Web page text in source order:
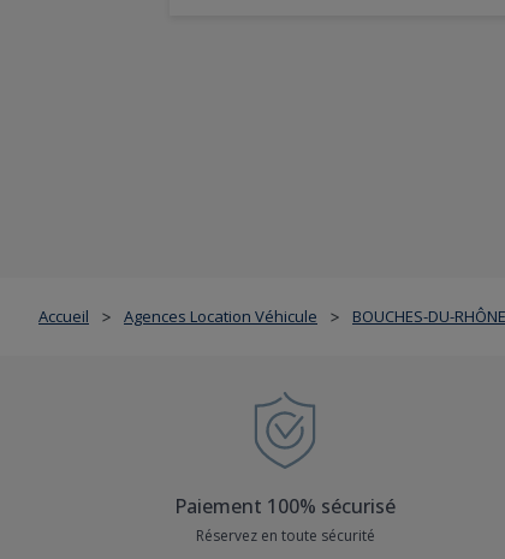
Accueil > Agences Location Véhicule > BOUCHES-DU-RHÔNE
Paiement 100% sécurisé
Réservez en toute sécurité